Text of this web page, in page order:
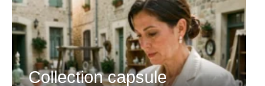
Collection capsule